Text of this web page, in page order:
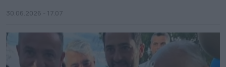
30.06.2026 - 17.07